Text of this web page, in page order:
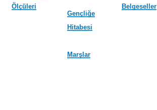
Ölçüleri
Gençliğe
Hitabesi
Marşlar
Belgeseller